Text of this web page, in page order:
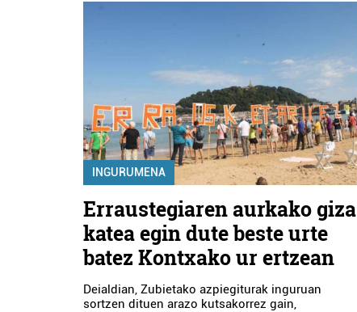
INGURUMENA
Erraustegiaren aurkako giza
katea egin dute beste urte
batez Kontxako ur ertzean
Deialdian, Zubietako azpiegiturak inguruan
sortzen dituen arazo kutsakorrez gain,